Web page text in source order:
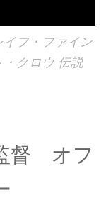
フ・ファイン
クロウ 伝説
督 オフ